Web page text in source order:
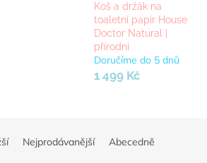
Koš a držák na
toaletní papír House
Doctor Natural |
přírodní
Doručíme do 5 dnů
1 499 Kč
Nejprodávanější Abecedně